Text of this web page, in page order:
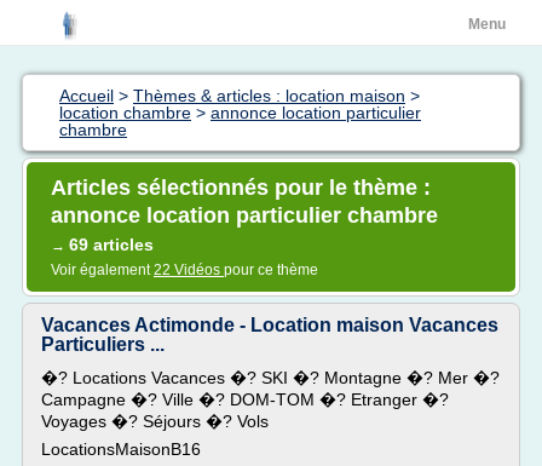
Menu
Accueil > Thèmes & articles : location maison >
location chambre > annonce location particulier
chambre
Articles sélectionnés pour le thème :
annonce location particulier chambre
→ 69 articles
Voir également22 Vidéos pour ce thème
Vacances Actimonde - Location maison Vacances
Particuliers ...
�? Locations Vacances �? SKI �? Montagne �? Mer �?
Campagne �? Ville �? DOM-TOM �? Etranger �?
Voyages �? Séjours �? Vols
LocationsMaisonB16